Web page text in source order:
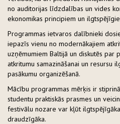
no auditorijas līdzdalības un vides
ekonomikas principiem un
Programmas ietvaros dalībnieki
iepazīs vienu no modernākajiem
uzņēmumiem Baltijā un diskutēs par
atkritumu samazināšanai un resursu
pasākumu organizēšanā.
Mācību programmas mērķis ir
studentu praktiskās prasmes un
festivālu nozare var kļūt
draudzīgāka.